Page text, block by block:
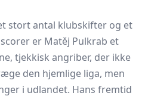
stort antal klubskifter og et
er Matěj Pulkrab et
tjekkisk angriber, der ikke
den hjemlige liga, men
i udlandet. Hans fremtid